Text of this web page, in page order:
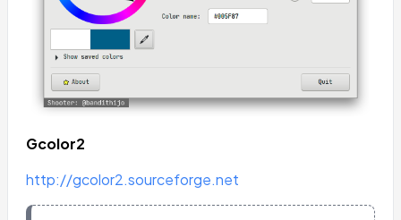
Gcolor2
http://gcolor2.sourceforge.net